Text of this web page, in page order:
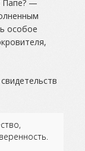
Папе? —
особое